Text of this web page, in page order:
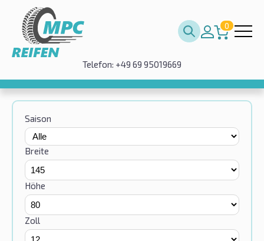
0
Telefon: +49 69 95019669
Saison
Breite
Höhe
Zoll